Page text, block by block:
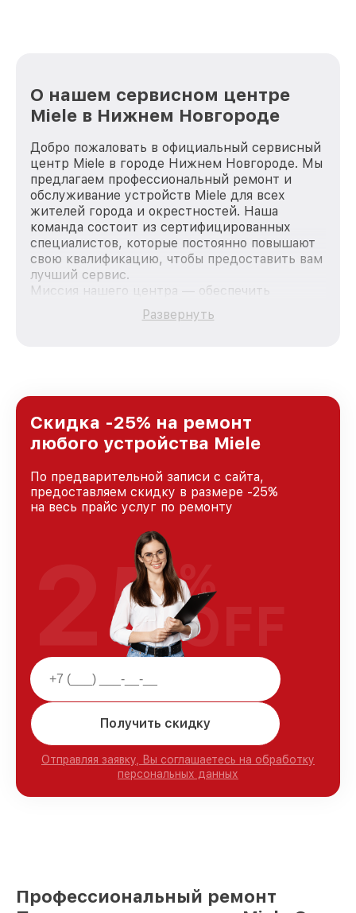
О нашем сервисном центре
Miele в Нижнем Новгороде
Добро пожаловать в официальный сервисный
центр Miele в городе Нижнем Новгороде. Мы
предлагаем профессиональный ремонт и
обслуживание устройств Miele для всех
жителей города и окрестностей. Наша
команда состоит из сертифицированных
специалистов, которые постоянно повышают
свою квалификацию, чтобы предоставить вам
лучший сервис.
Миссия нашего центра — обеспечить
качественный и доступный ремонт для
каждого пользователя продукции Miele, вне
Нижнем Новгороде, постоянно повышая
уровень доверия и лояльности наших
клиентов.
Развернуть
Скидка -25% на ремонт
любого устройства Miele
По предварительной записи с сайта,
предоставляем скидку в размере -25%
на весь прайс услуг по ремонту
Получить скидку
Отправляя заявку, Вы соглашаетесь на обработку
персональных данных
25%
OFF
Профессиональный ремонт